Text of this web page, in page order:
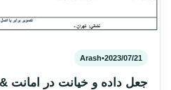
2023/07/21
•
Arash
جعل داده و خیانت در امانت &#۸۲۱۱;